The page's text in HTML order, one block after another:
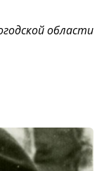
области